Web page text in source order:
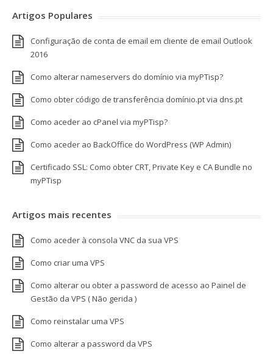
Artigos Populares
Configuração de conta de email em cliente de email Outlook
2016
Como alterar nameservers do domínio via myPTisp?
Como obter código de transferência domínio.pt via dns.pt
Como aceder ao cPanel via myPTisp?
Como aceder ao BackOffice do WordPress (WP Admin)
Certificado SSL: Como obter CRT, Private Key e CA Bundle no
myPTisp
Artigos mais recentes
Como aceder à consola VNC da sua VPS
Como criar uma VPS
Como alterar ou obter a password de acesso ao Painel de
Gestão da VPS ( Não gerida )
Como reinstalar uma VPS
Como alterar a password da VPS